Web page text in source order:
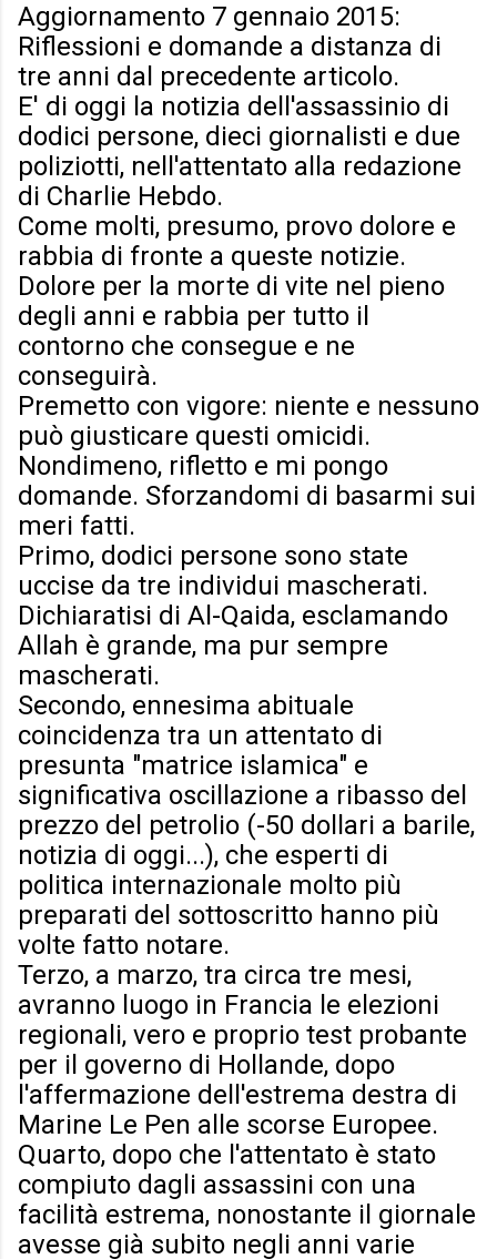
Aggiornamento 7 gennaio 2015:
Riflessioni e domande a distanza di
tre anni dal precedente articolo.
E' di oggi la notizia dell'assassinio di
dodici persone, dieci giornalisti e due
poliziotti, nell'attentato alla redazione
di Charlie Hebdo.
Come molti, presumo, provo dolore e
rabbia di fronte a queste notizie.
Dolore per la morte di vite nel pieno
degli anni e rabbia per tutto il
contorno che consegue e ne
conseguirà.
Premetto con vigore: niente e nessuno
può giusticare questi omicidi.
Nondimeno, rifletto e mi pongo
domande. Sforzandomi di basarmi sui
meri fatti.
Primo, dodici persone sono state
uccise da tre individui mascherati.
Dichiaratisi di Al-Qaida, esclamando
Allah è grande, ma pur sempre
mascherati.
Secondo, ennesima abituale
coincidenza tra un attentato di
presunta "matrice islamica" e
significativa oscillazione a ribasso del
prezzo del petrolio (-50 dollari a barile,
notizia di oggi...), che esperti di
politica internazionale molto più
preparati del sottoscritto hanno più
volte fatto notare.
Terzo, a marzo, tra circa tre mesi,
avranno luogo in Francia le elezioni
regionali, vero e proprio test probante
per il governo di Hollande, dopo
l'affermazione dell'estrema destra di
Marine Le Pen alle scorse Europee.
Quarto, dopo che l'attentato è stato
compiuto dagli assassini con una
facilità estrema, nonostante il giornale
avesse già subito negli anni varie